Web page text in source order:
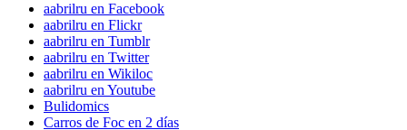
aabrilru en Facebook
aabrilru en Flickr
aabrilru en Tumblr
aabrilru en Twitter
aabrilru en Wikiloc
aabrilru en Youtube
Bulidomics
Carros de Foc en 2 días